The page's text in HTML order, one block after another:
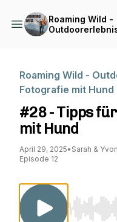
Roaming Wild -
Roaming Wild -
Fotografie mit Hund
#28 - Tipps
mit Hund
April 29, 2025• Sarah &
Episode 12
Use Left/